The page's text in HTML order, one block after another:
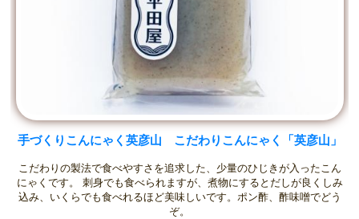
手づくりこんにゃく英彦山 こだわりこんにゃく「英彦山」
こだわりの製法で食べやすさを追求した、少量のひじきが入ったこん
にゃくです。 刺身でも食べられますが、煮物にするとだしが良くしみ
込み、いくらでも食べれるほど美味しいです。ポン酢、酢味噌でどう
ぞ。